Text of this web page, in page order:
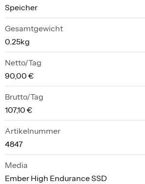
Speicher
Gesamtgewicht
0.25kg
Netto/Tag
90,00 €
Brutto/Tag
107,10 €
Artikelnummer
4847
Media
Ember High Endurance SSD